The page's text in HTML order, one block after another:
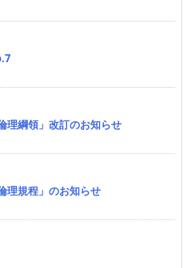
理綱領」改訂のお知らせ
理規程」のお知らせ